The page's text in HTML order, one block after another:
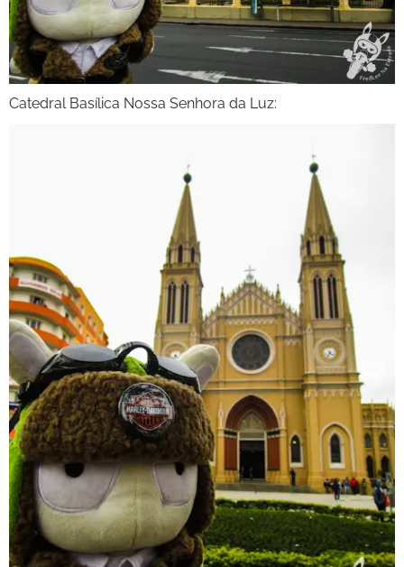
Catedral Basílica Nossa Senhora da Luz: